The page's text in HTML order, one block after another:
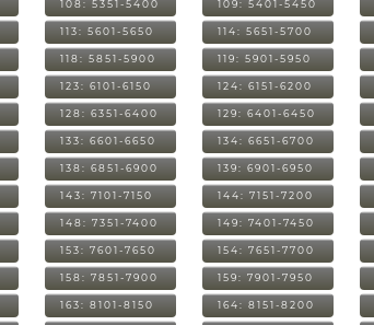
108: 5351-5400 109: 5401-5450
113: 5601-5650 114: 5651-5700
118: 5851-5900 119: 5901-5950
123: 6101-6150 124: 6151-6200
128: 6351-6400 129: 6401-6450
133: 6601-6650 134: 6651-6700
138: 6851-6900 139: 6901-6950
143: 7101-7150 144: 7151-7200
148: 7351-7400 149: 7401-7450
153: 7601-7650 154: 7651-7700
158: 7851-7900 159: 7901-7950
163: 8101-8150 164: 8151-8200